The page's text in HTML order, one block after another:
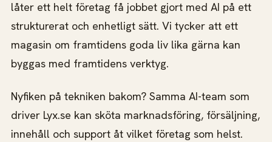
låter ett helt företag få jobbet gjort med AI på ett
strukturerat och enhetligt sätt. Vi tycker att ett
magasin om framtidens goda liv lika gärna kan
byggas med framtidens verktyg.
Nyfiken på tekniken bakom? Samma AI-team som
driver Lyx.se kan sköta marknadsföring, försäljning,
innehåll och support åt vilket företag som helst.